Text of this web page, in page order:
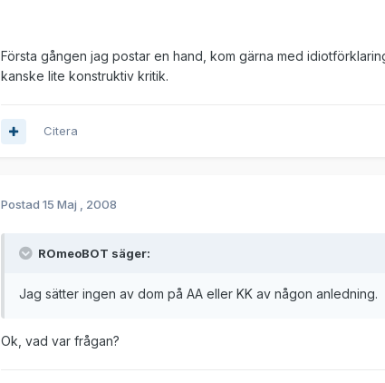
Första gången jag postar en hand, kom gärna med
kanske lite konstruktiv kritik.
Citera
Postad 15 Maj , 2008
ROmeoBOT säger:
Jag sätter ingen av dom på AA eller KK av någon anledning.
Ok, vad var frågan?